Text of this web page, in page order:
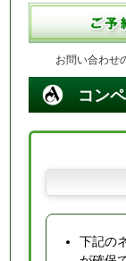
お問い合わせ
コン
下記の